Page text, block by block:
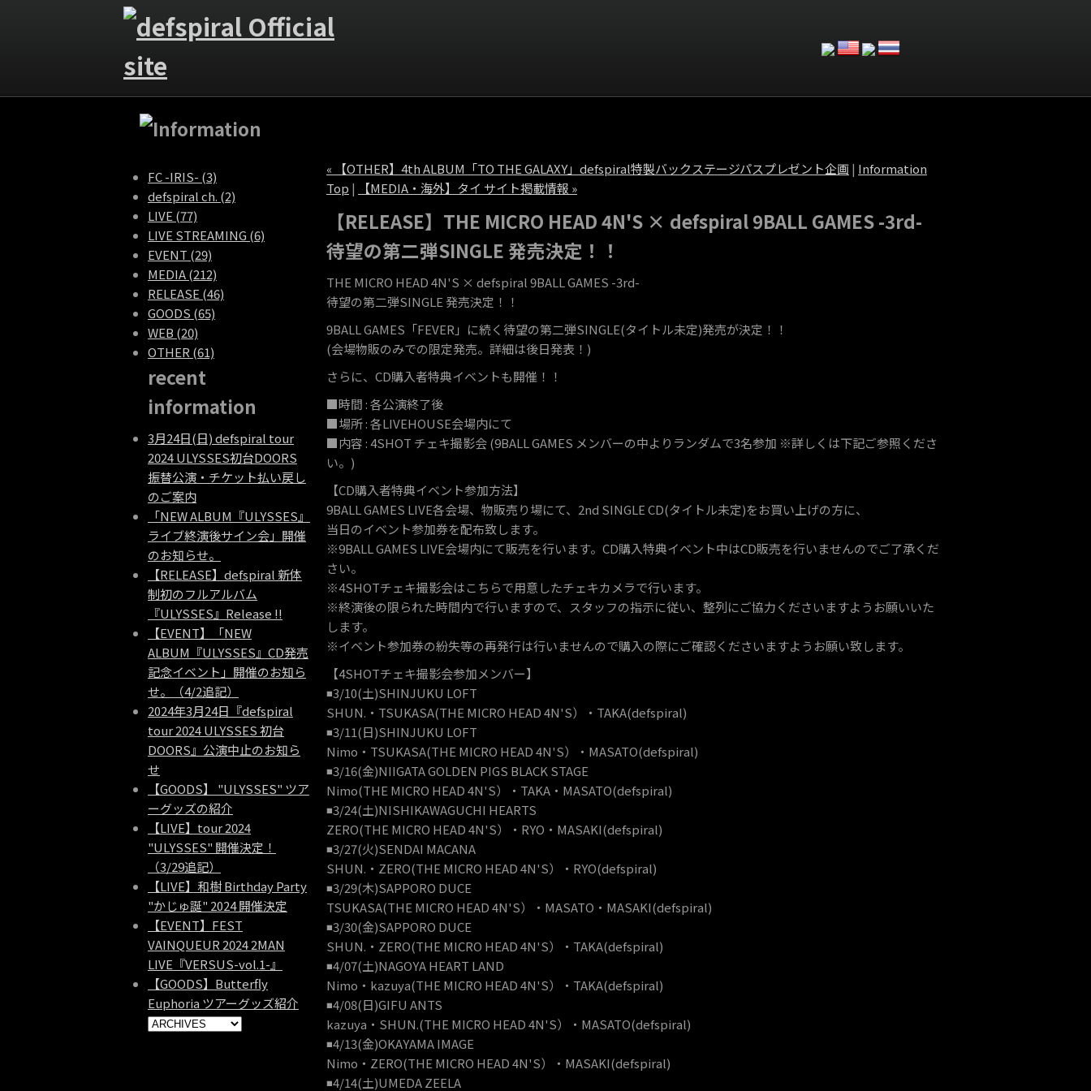
FC -IRIS- (3)
defspiral ch. (2)
LIVE (77)
LIVE STREAMING (6)
EVENT (29)
MEDIA (212)
RELEASE (46)
GOODS (65)
WEB (20)
OTHER (61)
recent
information
3月24日(日) defspiral tour
2024 ULYSSES初台DOORS
振替公演・チケット払い戻し
のご案内
「NEW ALBUM『ULYSSES』
ライブ終演後サイン会」開催
のお知らせ。
【RELEASE】defspiral 新体
制初のフルアルバム
『ULYSSES』Release !!
【EVENT】「NEW
ALBUM『ULYSSES』CD発売
記念イベント」開催のお知ら
せ。（4/2追記）
2024年3月24日『defspiral
tour 2024 ULYSSES 初台
DOORS』公演中止のお知ら
せ
【GOODS】 "ULYSSES" ツア
ーグッズの紹介
【LIVE】tour 2024
"ULYSSES" 開催決定！
（3/29追記）
【LIVE】和樹 Birthday Party
"かじゅ誕" 2024 開催決定
【EVENT】FEST
VAINQUEUR 2024 2MAN
LIVE『VERSUS-vol.1-』
【GOODS】Butterfly
Euphoria ツアーグッズ紹介
« 【OTHER】4th ALBUM「TO THE GALAXY」defspiral特製バックステージパスプレゼント企画| Information
Top | 【MEDIA・海外】タイ サイト掲載情報 »
【RELEASE】THE MICRO HEAD 4N'S × defspiral 9BALL GAMES -3rd-
待望の第二弾SINGLE 発売決定！！
THE MICRO HEAD 4N'S × defspiral 9BALL GAMES -3rd-
待望の第二弾SINGLE 発売決定！！
9BALL GAMES「FEVER」に続く待望の第二弾SINGLE(タイトル未定)発売が決定！！
(会場物販のみでの限定発売。詳細は後日発表！)
さらに、CD購入者特典イベントも開催！！
■時間 : 各公演終了後
■場所 : 各LIVEHOUSE会場内にて
■内容 : 4SHOT チェキ撮影会 (9BALL GAMES メンバーの中よりランダムで3名参加 ※詳しくは下記ご参照くださ
い。)
【CD購入者特典イベント参加方法】
9BALL GAMES LIVE各会場、物販売り場にて、2nd SINGLE CD(タイトル未定)をお買い上げの方に、
当日のイベント参加券を配布致します。
※9BALL GAMES LIVE会場内にて販売を行います。CD購入特典イベント中はCD販売を行いませんのでご了承くだ
さい。
※4SHOTチェキ撮影会はこちらで用意したチェキカメラで行います。
※終演後の限られた時間内で行いますので、スタッフの指示に従い、整列にご協力くださいますようお願いいた
します。
※イベント参加券の紛失等の再発行は行いませんので購入の際にご確認くださいますようお願い致します。
【4SHOTチェキ撮影会参加メンバー】
◾️3/10(土)SHINJUKU LOFT
SHUN.・TSUKASA(THE MICRO HEAD 4N'S）・TAKA(defspiral)
◾️3/11(日)SHINJUKU LOFT
Nimo・TSUKASA(THE MICRO HEAD 4N'S）・MASATO(defspiral)
◾️3/16(金)NIIGATA GOLDEN PIGS BLACK STAGE
Nimo(THE MICRO HEAD 4N'S）・TAKA・MASATO(defspiral)
◾️3/24(土)NISHIKAWAGUCHI HEARTS
ZERO(THE MICRO HEAD 4N'S）・RYO・MASAKI(defspiral)
◾️3/27(火)SENDAI MACANA
SHUN.・ZERO(THE MICRO HEAD 4N'S）・RYO(defspiral)
◾️3/29(木)SAPPORO DUCE
TSUKASA(THE MICRO HEAD 4N'S）・MASATO・MASAKI(defspiral)
◾️3/30(金)SAPPORO DUCE
SHUN.・ZERO(THE MICRO HEAD 4N'S）・TAKA(defspiral)
◾️4/07(土)NAGOYA HEART LAND
Nimo・kazuya(THE MICRO HEAD 4N'S）・TAKA(defspiral)
◾️4/08(日)GIFU ANTS
kazuya・SHUN.(THE MICRO HEAD 4N'S）・MASATO(defspiral)
◾️4/13(金)OKAYAMA IMAGE
Nimo・ZERO(THE MICRO HEAD 4N'S）・MASAKI(defspiral)
◾️4/14(土)UMEDA ZEELA